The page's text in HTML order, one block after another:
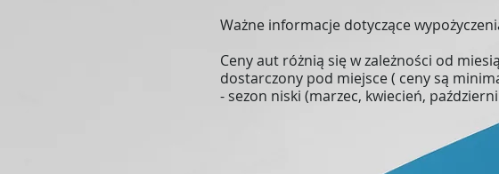
Ważne informacje dotyczące
Ceny aut różnią się w zależności od
dostarczony pod miejsce ( ceny są
- sezon niski (marzec, kwiecień,